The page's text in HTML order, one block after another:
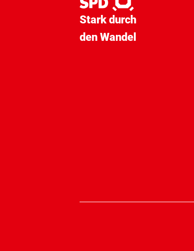
Stark durch
den Wandel